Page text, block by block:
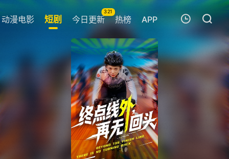
动漫电影 短剧 今日更新
321
热榜 APP
我的观影记录
暂无观看影片的记录